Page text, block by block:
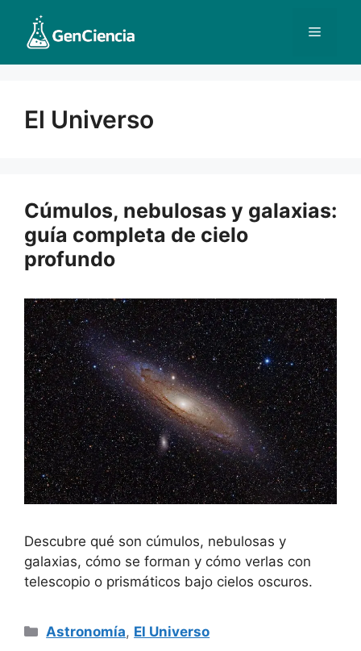
contenido
Menú
El Universo
Cúmulos, nebulosas y galaxias:
guía completa de cielo
profundo
Descubre qué son cúmulos, nebulosas y
galaxias, cómo se forman y cómo verlas con
telescopio o prismáticos bajo cielos oscuros.
Categorías
Astronomía, El Universo